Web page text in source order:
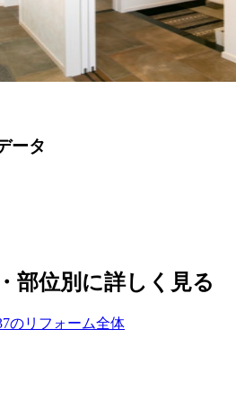
ータ
部位別に詳しく見る
のリフォーム全体